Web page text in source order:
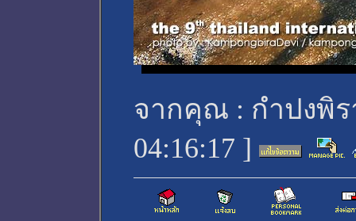
จากคุณ : กำปงพิ
04:16:17 ]